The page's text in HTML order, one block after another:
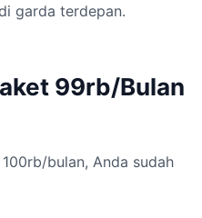
garda terdepan.
99rb/Bulan
bulan, Anda sudah